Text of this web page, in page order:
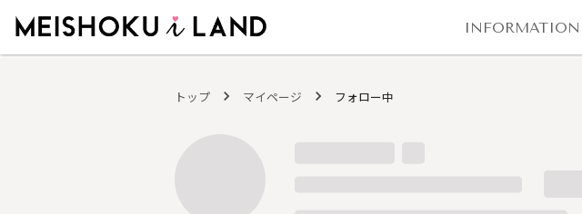
INFORMATION
トップ マイページ フォロー中